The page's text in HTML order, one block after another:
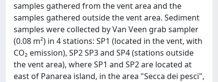
samples gathered from the vent area and the
samples gathered outside the vent area. Sediment
samples were collected by Van Veen grab sampler
(0.08 m²) in 4 stations: SP1 (located in the vent, with
CO₂ emission), SP2 SP3 and SP4 (stations outside
the vent area), where SP1 and SP2 are located at
east of Panarea island, in the area "Secca dei pesci",